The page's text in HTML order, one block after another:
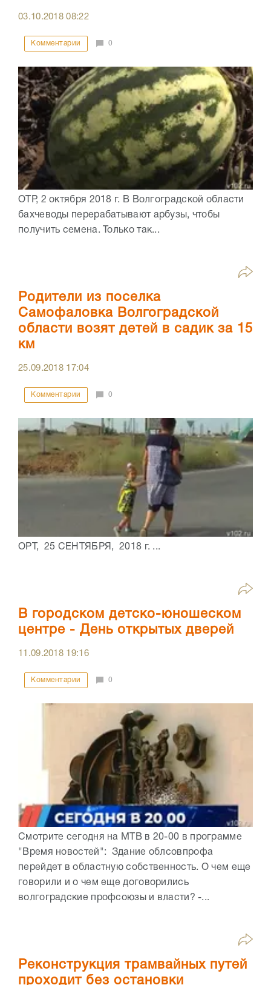
03.10.201808:22
Комментарии 0
ОТР, 2 октября 2018 г. В Волгоградской области
бахчеводы перерабатывают арбузы, чтобы
получить семена. Только так...
Родители из поселка
Самофаловка Волгоградской
области возят детей в садик за 15
км
25.09.2018 17:04
Комментарии 0
ОРТ, 25 СЕНТЯБРЯ, 2018 г. ...
В городском детско-юношеском
центре - День открытых дверей
11.09.2018 19:16
Комментарии 0
Смотрите сегодня на МТВ в 20-00 в программе
"Время новостей": Здание облсовпрофа
перейдет в областную собственность. О чем еще
говорили и о чем еще договорились
волгоградские профсоюзы и власти? -...
Реконструкция трамвайных путей
проходит без остановки